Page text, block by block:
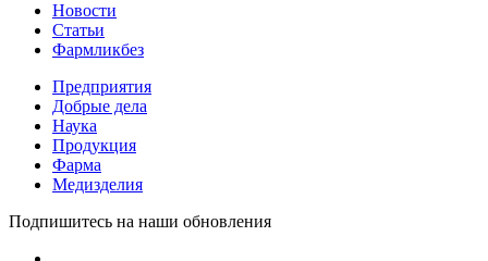
Новости
Статьи
Фармликбез
Предприятия
Добрые дела
Наука
Продукция
Фарма
Медизделия
Подпишитесь на наши обновления